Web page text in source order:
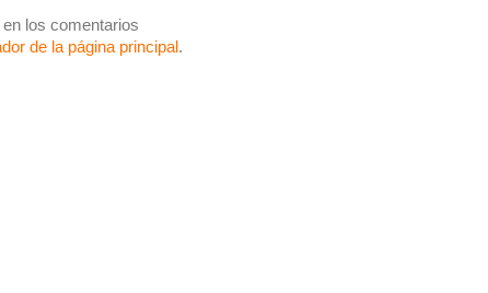
en los comentarios
de la página principal.